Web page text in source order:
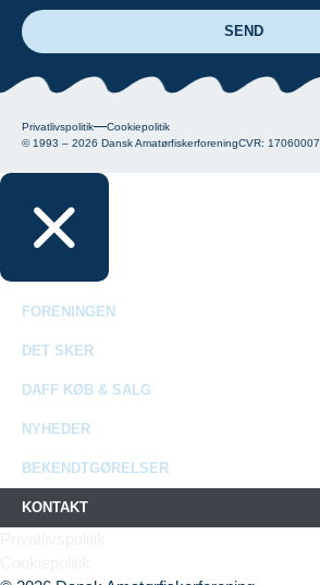
SEND
© 1993 – 2026 Dansk AmatørfiskerforeningCVR: 17060007
Privatlivspolitik Cookiepolitik
FORENINGEN
DET SKER
DAFF KØB & SALG
NYHEDER
BEKENDTGØRELSER
KONTAKT